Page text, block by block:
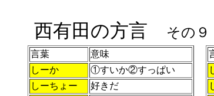
西有田の方言 その９
言葉
意味
しーか
①すいか②すっぱい
しーちょー
好きだ